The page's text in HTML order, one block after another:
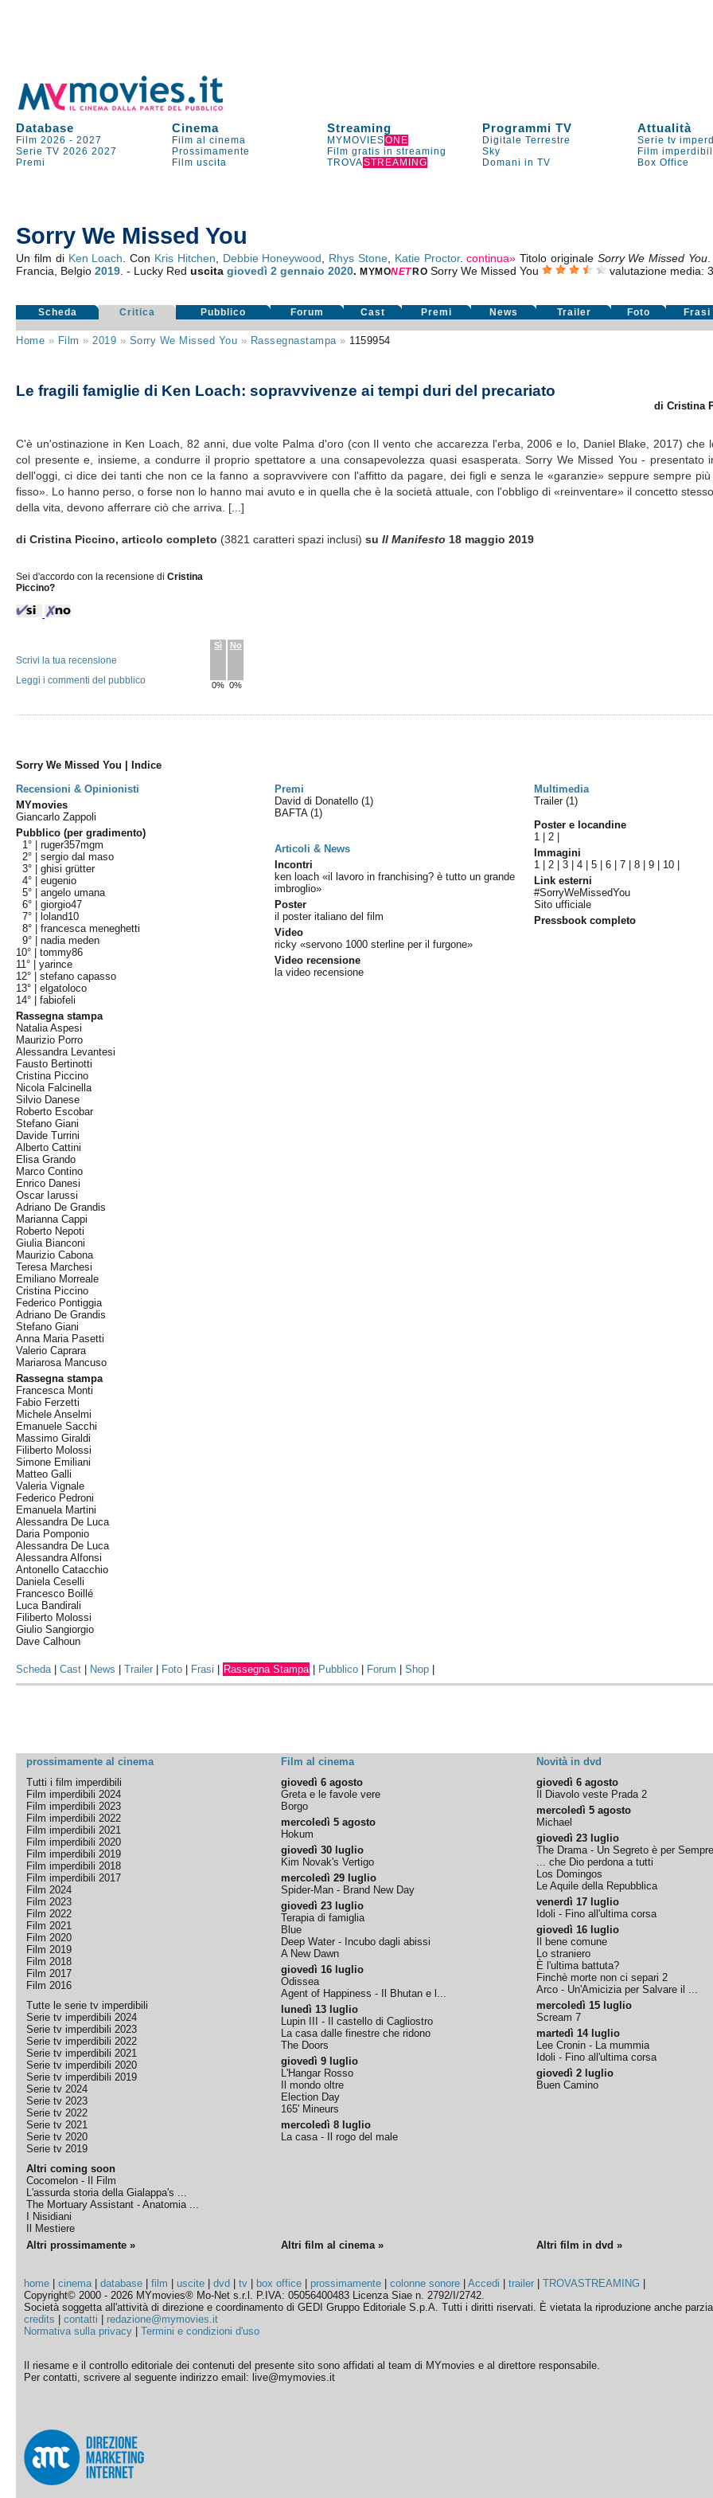
Database Cinema Streaming Programmi TV Attualità
Film 2026 -2027 Film al cinema MYMOVIESONE Digitale Terrestre Serie tv
Serie TV 2026 2027 Prossimamente Film gratis in streaming Sky Film
Premi
Film uscita TROVASTREAMING Domani in TV Box Office
Sorry We Missed You
Un film di Ken Loach . Con Kris Hitchen Debbie Honeywood Rhys Stone, Katie Proctor.continua» Titolo originale Sorry We Missed You
Francia, Belgio2019 . - Lucky Reduscitagiovedì 2 gennaio 2020.MYMONET RO Sorry We Missed You valutazione media:
Scheda Critica Pubblico Forum Cast Premi News Trailer Foto Frasi
Home » Film » 2019 » Sorry We Missed You » Rassegnastampa» 1159954
Le fragili famiglie di Ken Loach: sopravvivenze ai tempi duri del precariato
di Cristina
C'è un'ostinazione in Ken Loach, 82 anni, due volte Palma d'oro (con Il vento che accarezza l'erba, 2006 e Io, Daniel Blake, 2017) che
col presente e, insieme, a condurre il proprio spettatore a una consapevolezza quasi esasperata. Sorry We Missed You - presentato
dell'oggi, ci dice dei tanti che non ce la fanno a sopravvivere con l'affitto da pagare, dei figli e senza le «garanzie» seppure sempre
fisso». Lo hanno perso, o forse non lo hanno mai avuto e in quella che è la società attuale, con l'obbligo di «reinventare» il concetto
della vita, devono afferrare ciò che arriva. [...]
di Cristina Piccino, articolo completo (3821 caratteri spazi inclusi)suIl Manifesto 18 maggio 2019
Sei d'accordo con la recensione diCristina
Piccino?
Sì
0%
No
0%
Scrivi la tua recensione
Leggi i commenti del pubblico
Sorry We Missed You | Indice
Recensioni & Opinionisti
Premi Multimedia
MYmovies
Giancarlo Zappoli
Pubblico (per gradimento)
1° |ruger357mgm
2° |sergio dal maso
3° |ghisi grütter
4° |eugenio
5° |angelo umana
6° |giorgio47
7° |
loland10
8° |francesca meneghetti
9° |nadia meden
10° |tommy86
11° |yarince
12° |stefano capasso
13° |elgatoloco
14° |fabiofeli
Rassegna stampa
Natalia Aspesi
Maurizio Porro
Alessandra Levantesi
Fausto Bertinotti
Cristina Piccino
Nicola Falcinella
Silvio Danese
Roberto Escobar
Stefano Giani
Davide Turrini
Alberto Cattini
Elisa Grando
Marco Contino
Enrico Danesi
Oscar Iarussi
Adriano De Grandis
Marianna Cappi
Roberto Nepoti
Giulia Bianconi
Maurizio Cabona
Teresa Marchesi
Emiliano Morreale
Cristina Piccino
Federico Pontiggia
Adriano De Grandis
Stefano Giani
Anna Maria Pasetti
Valerio Caprara
Mariarosa Mancuso
Rassegna stampa
Francesca Monti
Fabio Ferzetti
Michele Anselmi
Emanuele Sacchi
Massimo Giraldi
Filiberto Molossi
Simone Emiliani
Matteo Galli
Valeria Vignale
Federico Pedroni
Emanuela Martini
Alessandra De Luca
Daria Pomponio
Alessandra De Luca
Alessandra Alfonsi
Antonello Catacchio
Daniela Ceselli
Francesco Boillé
Luca Bandirali
Filiberto Molossi
Giulio Sangiorgio
Dave Calhoun
David di Donatello(1)
BAFTA(1)
Articoli & News
Incontri
ken loach «il lavoro in franchising? è tutto un grande
imbroglio»
Poster
il poster italiano del film
Video
ricky «servono 1000 sterline per il furgone»
Video recensione
la video recensione
Trailer (1)
Poster e locandine
1 |2
Immagini
1 |2 |3 |4 |5 |6 |7 |8 |9 10
Link esterni
#SorryWeMissedYou
Sito ufficiale
Pressbook completo
Scheda|Cast News |Trailer Foto Frasi Rassegna Stampa Pubblico Forum |Shop
prossimamente al cinema Film al cinema Novità in dvd
Tutti i film imperdibili
Film imperdibili 2024
Film imperdibili 2023
Film imperdibili 2022
Film imperdibili 2021
Film imperdibili 2020
Film imperdibili 2019
Film imperdibili 2018
Film imperdibili 2017
Film 2024
Film 2023
Film 2022
Film 2021
Film 2020
Film 2019
Film 2018
Film 2017
Film 2016
Tutte le serie tv imperdibili
Serie tv imperdibili 2024
Serie tv imperdibili 2023
Serie tv imperdibili 2022
Serie tv imperdibili 2021
Serie tv imperdibili 2020
Serie tv imperdibili 2019
Serie tv 2024
Serie tv 2023
Serie tv 2022
Serie tv 2021
Serie tv 2020
Serie tv 2019
Altri coming soon
Cocomelon - Il Film
L'assurda storia della Gialappa's ...
The Mortuary Assistant - Anatomia ...
I Nisidiani
Il Mestiere
giovedì 6 agosto
Greta e le favole vere
Borgo
mercoledì 5 agosto
Hokum
giovedì 30 luglio
Kim Novak's Vertigo
mercoledì 29 luglio
Spider-Man - Brand New Day
giovedì 23 luglio
Terapia di famiglia
Blue
Deep Water - Incubo dagli abissi
A New Dawn
giovedì 16 luglio
Odissea
Agent of Happiness - Il Bhutan e l...
lunedì 13 luglio
Lupin III - Il castello di Cagliostro
La casa dalle finestre che ridono
The Doors
giovedì 9 luglio
L'Hangar Rosso
Il mondo oltre
Election Day
165' Mineurs
mercoledì 8 luglio
La casa - Il rogo del male
giovedì 6 agosto
Il Diavolo veste Prada 2
mercoledì 5 agosto
Michael
giovedì 23 luglio
The Drama - Un Segreto è per Sempre
... che Dio perdona a tutti
Los Domingos
Le Aquile della Repubblica
venerdì 17 luglio
Idoli - Fino all'ultima corsa
giovedì 16 luglio
Il bene comune
Lo straniero
È l'ultima battuta?
Finchè morte non ci separi 2
Arco - Un'Amicizia per Salvare il ...
mercoledì 15 luglio
Scream 7
martedì 14 luglio
Lee Cronin - La mummia
Idoli - Fino all'ultima corsa
giovedì 2 luglio
Buen Camino
Altri prossimamente » Altri film al cinema » Altri film in dvd »
home |cinema|database |film |uscite |dvd |tv box office prossimamente |colonne sonore |Accedi |trailer |TROVASTREAMING
Copyright© 2000 - 2026 MYmovies® Mo-Net s.r.l. P.IVA: 05056400483 Licenza Siae n. 2792/I/2742.
Società soggetta all'attività di direzione e coordinamento di GEDI Gruppo Editoriale S.p.A. Tutti i diritti riservati. È vietata la riproduzione anche
credits |contatti
redazione@mymovies.it
Normativa sulla privacy |Termini e condizioni d'uso
Il riesame e il controllo editoriale dei contenuti del presente sito sono affidati al team di MYmovies e al direttore responsabile.
Per contatti, scrivere al seguente indirizzo email: live@mymovies.it